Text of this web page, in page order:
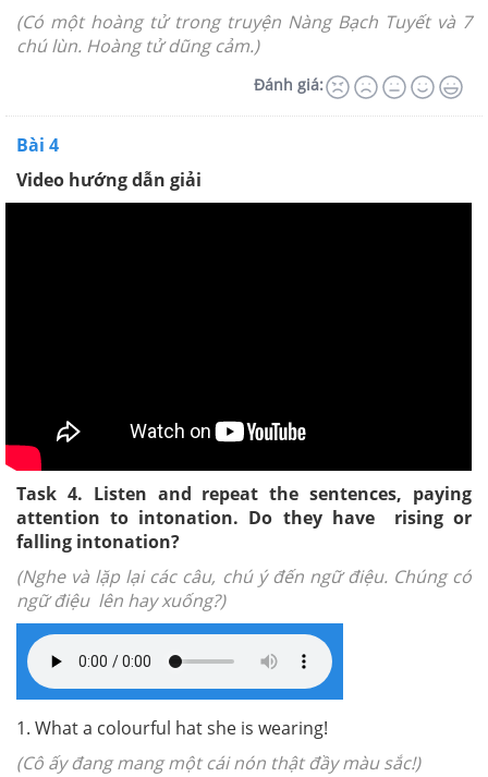
(Có một hoàng tử trong truyện Nàng Bạch Tuyết và 7
chú lùn. Hoàng tử dũng cảm.)
Đánh giá:
Bài 4
Video hướng dẫn giải
Task 4. Listen and repeat the sentences, paying
attention to intonation. Do they have rising or
falling intonation?
(Nghe và lặp lại các câu, chú ý đến ngữ điệu. Chúng có
ngữ điệu lên hay xuống?)
1. What a colourful hat she is wearing!
(Cô ấy đang mang một cái nón thật đầy màu sắc!)